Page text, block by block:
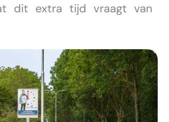
dit extra tijd vraagt van